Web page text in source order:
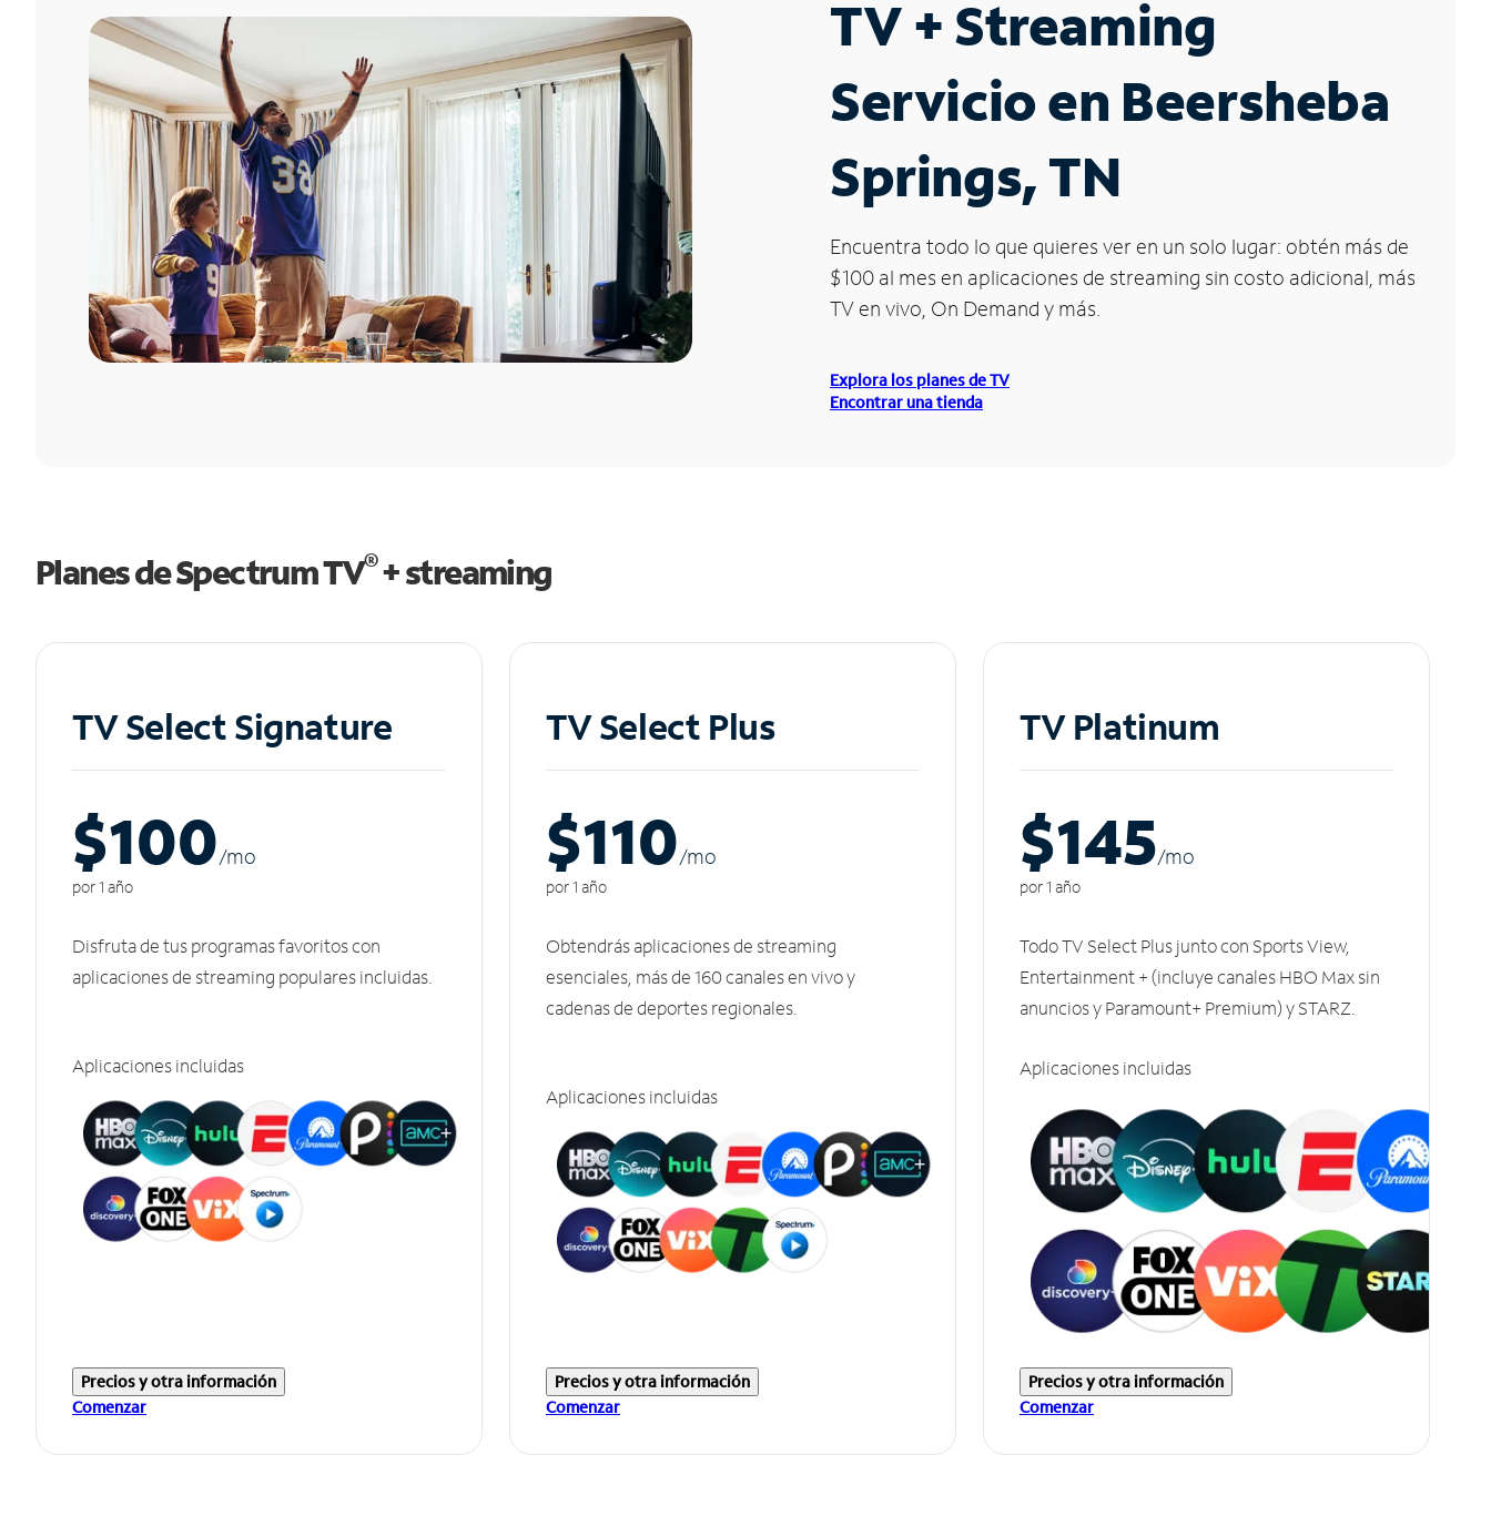
TV + Streaming
Servicio en Beersheba
Springs, TN
Encuentra todo lo que quieres ver en un solo lugar: obtén más de
$100 al mes en aplicaciones de streaming sin costo adicional, más
TV en vivo, On Demand y más.
Explora los planes de TV
Encontrar una tienda
Planes de Spectrum TV®+ streaming
TV Select Signature
$100/mo
por 1 año
Disfruta de tus programas favoritos con
aplicaciones de streaming populares incluidas.
Aplicaciones incluidas
Precios y otra información
Comenzar
TV Select Plus
$110/mo
por 1 año
Obtendrás aplicaciones de streaming
esenciales, más de 160 canales en vivo y
cadenas de deportes regionales.
Aplicaciones incluidas
Precios y otra información
Comenzar
TV Platinum
$145/mo
por 1 año
Todo TV Select Plus junto con Sports View,
Entertainment + (incluye canales HBO Max sin
anuncios y Paramount+ Premium) y STARZ.
Aplicaciones incluidas
Precios y otra información
Comenzar